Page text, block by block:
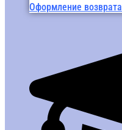
Оформление возврата